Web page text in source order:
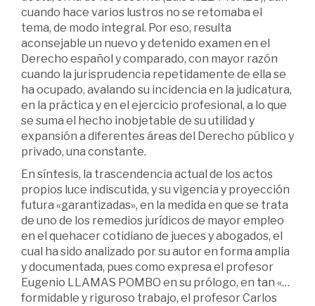
cuando hace varios lustros no se retomaba el
tema, de modo integral. Por eso, resulta
aconsejable un nuevo y detenido examen en el
Derecho español y comparado, con mayor razón
cuando la jurisprudencia repetidamente de ella se
ha ocupado, avalando su incidencia en la judicatura,
en la práctica y en el ejercicio profesional, a lo que
se suma el hecho inobjetable de su utilidad y
expansión a diferentes áreas del Derecho público y
privado, una constante.
En síntesis, la trascendencia actual de los actos
propios luce indiscutida, y su vigencia y proyección
futura «garantizadas», en la medida en que se trata
de uno de los remedios jurídicos de mayor empleo
en el quehacer cotidiano de jueces y abogados, el
cual ha sido analizado por su autor en forma amplia
y documentada, pues como expresa el profesor
Eugenio LLAMAS POMBO en su prólogo, en tan «…
formidable y riguroso trabajo, el profesor Carlos